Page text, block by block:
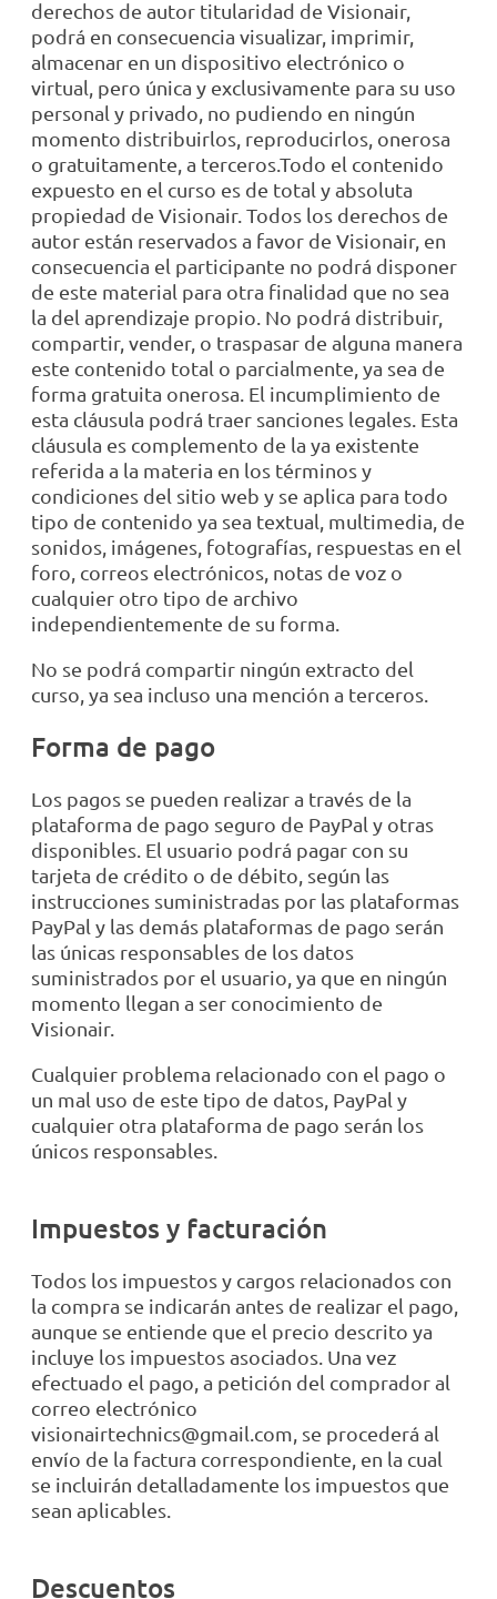
derechos de autor titularidad de Visionair,
podrá en consecuencia visualizar, imprimir,
almacenar en un dispositivo electrónico o
virtual, pero única y exclusivamente para su uso
personal y privado, no pudiendo en ningún
momento distribuirlos, reproducirlos, onerosa
o gratuitamente, a terceros.Todo el contenido
expuesto en el curso es de total y absoluta
propiedad de Visionair. Todos los derechos de
autor están reservados a favor de Visionair, en
consecuencia el participante no podrá disponer
de este material para otra finalidad que no sea
la del aprendizaje propio. No podrá distribuir,
compartir, vender, o traspasar de alguna manera
este contenido total o parcialmente, ya sea de
forma gratuita onerosa. El incumplimiento de
esta cláusula podrá traer sanciones legales. Esta
cláusula es complemento de la ya existente
referida a la materia en los términos y
condiciones del sitio web y se aplica para todo
tipo de contenido ya sea textual, multimedia, de
sonidos, imágenes, fotografías, respuestas en el
foro, correos electrónicos, notas de voz o
cualquier otro tipo de archivo
independientemente de su forma.
No se podrá compartir ningún extracto del
curso, ya sea incluso una mención a terceros.
Forma de pago
Los pagos se pueden realizar a través de la
plataforma de pago seguro de PayPal y otras
disponibles. El usuario podrá pagar con su
tarjeta de crédito o de débito, según las
instrucciones suministradas por las plataformas
PayPal y las demás plataformas de pago serán
las únicas responsables de los datos
suministrados por el usuario, ya que en ningún
momento llegan a ser conocimiento de
Visionair.
Cualquier problema relacionado con el pago o
un mal uso de este tipo de datos, PayPal y
cualquier otra plataforma de pago serán los
únicos responsables.
Impuestos y facturación
Todos los impuestos y cargos relacionados con
la compra se indicarán antes de realizar el pago,
aunque se entiende que el precio descrito ya
incluye los impuestos asociados. Una vez
efectuado el pago, a petición del comprador al
correo electrónico
visionairtechnics@gmail.com, se procederá al
envío de la factura correspondiente, en la cual
se incluirán detalladamente los impuestos que
sean aplicables.
Descuentos